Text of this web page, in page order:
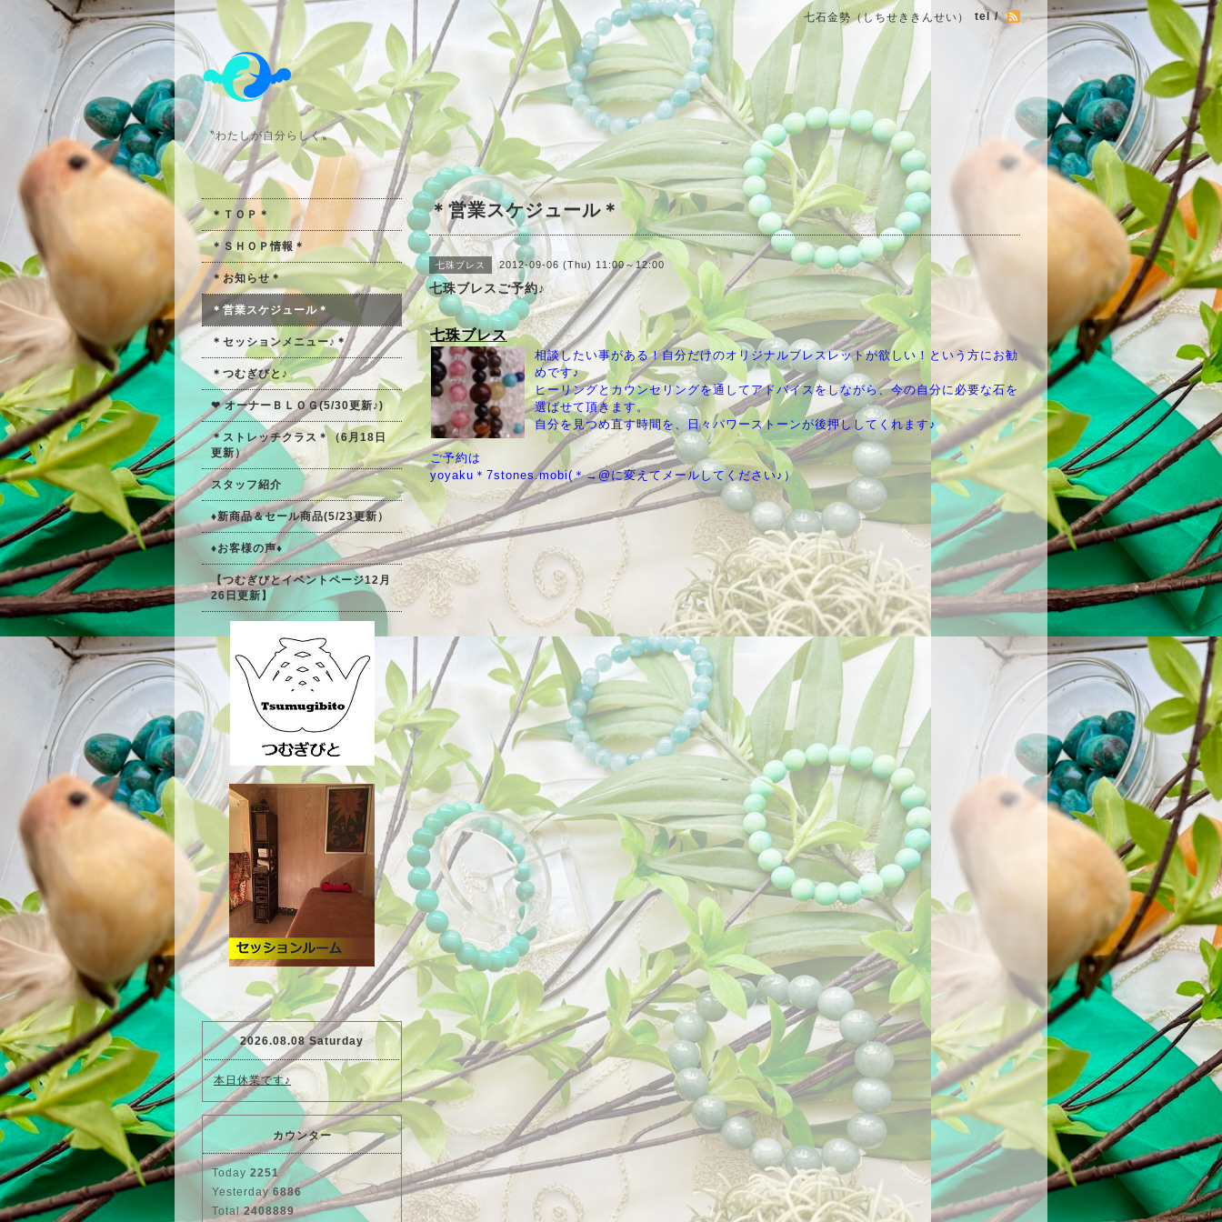
七石金勢（しちせききんせい） tel /
〝わたしが自分らしく〟
＊営業スケジュール＊
七珠ブレス 2012-09-06 (Thu) 11:00～12:00
七珠ブレスご予約♪
七珠ブレス
相談したい事がある！自分だけのオリジナルブレスレットが欲しい！という方にお勧
めです♪
ヒーリングとカウンセリングを通してアドバイスをしながら、今の自分に必要な石を
選ばせて頂きます。
自分を見つめ直す時間を、日々パワーストーンが後押ししてくれます♪
ご予約は
yoyaku＊7stones.mobi(＊→@に変えてメールしてください♪）
＊ＴＯＰ＊
＊ＳＨＯＰ情報＊
＊お知らせ＊
＊営業スケジュール＊
＊セッションメニュー♪＊
＊つむぎびと♪
❤ オーナーＢＬＯＧ(5/30更新♪)
＊ストレッチクラス＊（6月18日
更新）
スタッフ紹介
♦新商品＆セール商品(5/23更新）
♦お客様の声♦
【つむぎびとイベントページ12月
26日更新】
2026.08.08 Saturday
本日休業です♪
カウンター
Today 2251
Yesterday6886
Total2408889